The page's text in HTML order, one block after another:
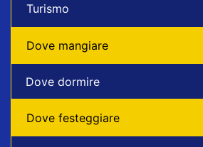
Turismo
Dove mangiare
Dove dormire
Dove festeggiare